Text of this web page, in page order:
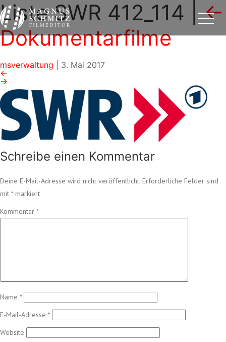
Liste SWR 412_114
←
Dokumentarfilme
msverwaltung
3. Mai 2017
←
→
Schreibe einen Kommentar
Deine E-Mail-Adresse wird nicht veröffentlicht. Erforderliche Felder sind
mit *markiert
Kommentar *
Name *
E-Mail-Adresse *
Website